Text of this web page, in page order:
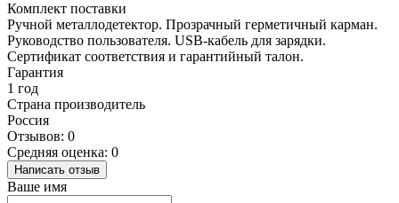
Комплект поставки
Ручной металлодетектор. Прозрачный герметичный карман.
Руководство пользователя. USB-кабель для зарядки.
Сертификат соответствия и гарантийный талон.
Гарантия
1 год
Страна производитель
Россия
Отзывов: 0
Средняя оценка: 0
Написать отзыв
Ваше имя